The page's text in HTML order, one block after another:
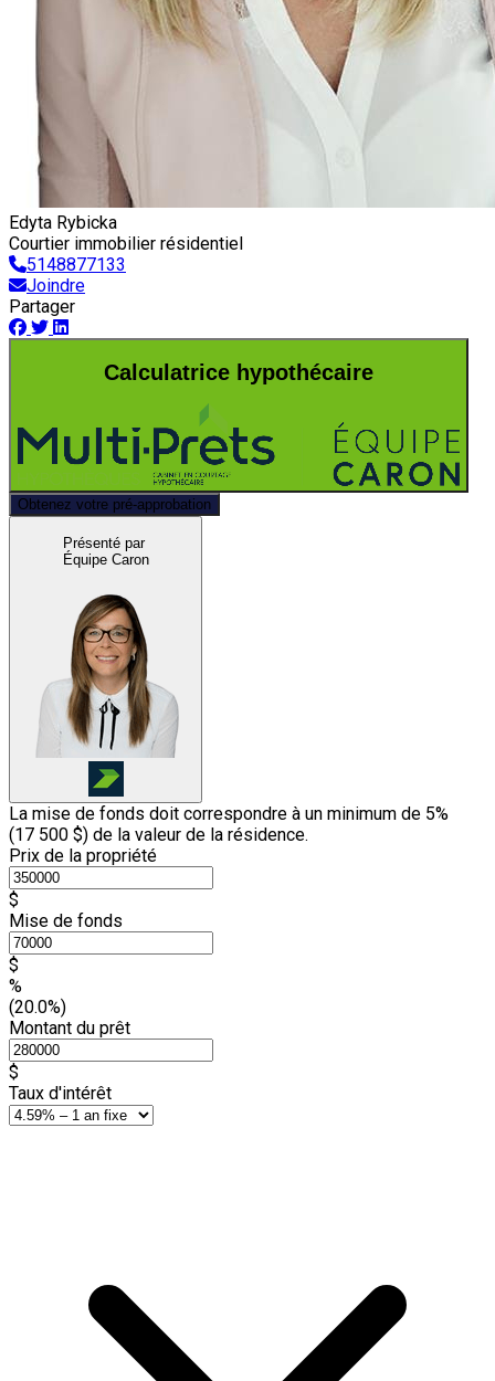
Edyta Rybicka
Courtier immobilier résidentiel
5148877133
Joindre
Partager
Calculatrice hypothécaire
Obtenez votre pré-approbation
Présenté par
Équipe Caron
La mise de fonds doit correspondre à un minimum de 5%
(17 500 $) de la valeur de la résidence.
Prix de la propriété
$
Mise de fonds
$
%
(20.0%)
Montant du prêt
$
Taux d'intérêt